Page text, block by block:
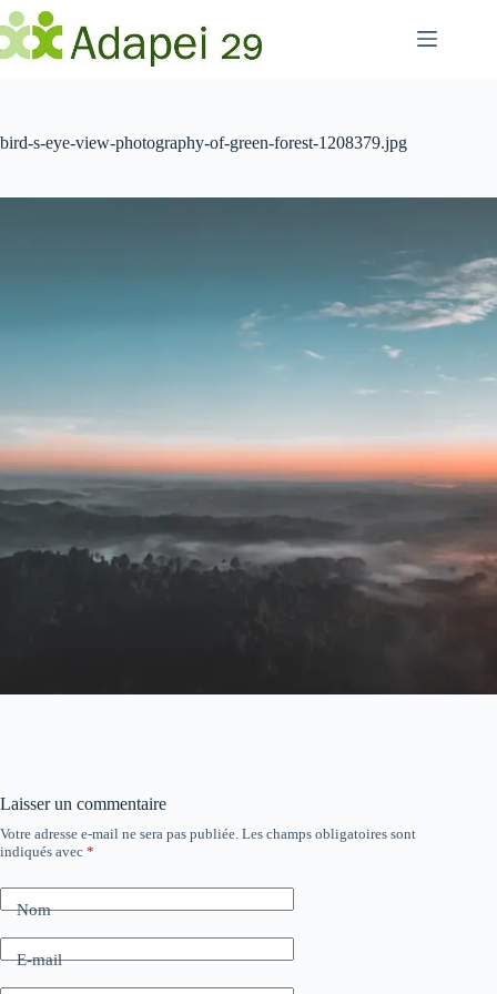
Passer
au
contenu
bird-s-eye-view-photography-of-green-forest-1208379.jpg
Laisser un commentaire
Votre adresse e-mail ne sera pas publiée. Les champs obligatoires sont
indiqués avec *
Nom
E-mail